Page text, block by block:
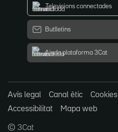
Televisions connectades
Butlletins
Ajuda plataforma 3Cat
Avís legal Canal ètic Cookies
Accessibilitat
Mapa web
© 3Cat